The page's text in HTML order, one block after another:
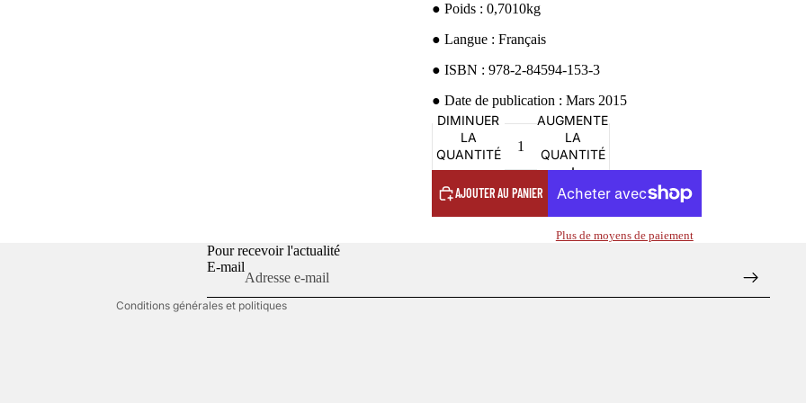
● Poids : 0,7010kg
● Langue : Français
● ISBN : 978-2-84594-153-3
● Date de publication : Mars 2015
DIMINUER
LA
QUANTITÉ
AUGMENTER
LA
QUANTITÉ
AJOUTER AU PANIER
Plus de moyens de paiement
Pour recevoir l'actualité
E-mail
Conditions générales et politiques
Conditions générales de vente